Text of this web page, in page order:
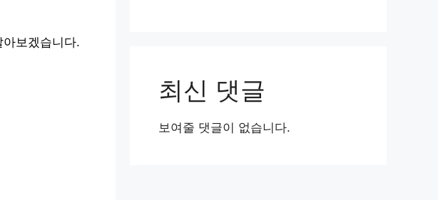
보겠습니다.
최신 댓글
보여줄 댓글이 없습니다.